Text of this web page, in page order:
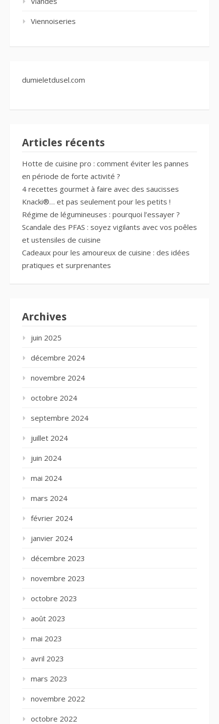
Viennoiseries
dumieletdusel.com
Articles récents
Hotte de cuisine pro : comment éviter les pannes
en période de forte activité ?
4 recettes gourmet à faire avec des saucisses
Knacki®… et pas seulement pour les petits !
Régime de légumineuses : pourquoi l’essayer ?
Scandale des PFAS : soyez vigilants avec vos poêles
et ustensiles de cuisine
Cadeaux pour les amoureux de cuisine : des idées
pratiques et surprenantes
Archives
juin 2025
décembre 2024
novembre 2024
octobre 2024
septembre 2024
juillet 2024
juin 2024
mai 2024
mars 2024
février 2024
janvier 2024
décembre 2023
novembre 2023
octobre 2023
août 2023
mai 2023
avril 2023
mars 2023
novembre 2022
octobre 2022